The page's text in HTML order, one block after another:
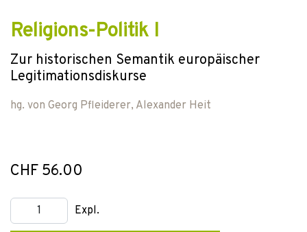
Religions-Politik I
Zur historischen Semantik europäischer
Legitimationsdiskurse
hg. von Georg Pfleiderer, Alexander Heit
CHF 56.00
Expl.